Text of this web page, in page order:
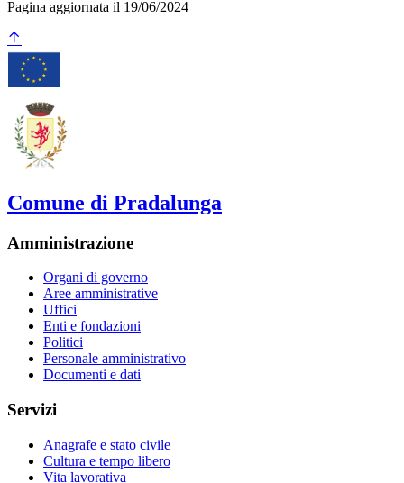
Pagina aggiornata il 19/06/2024
Comune di Pradalunga
Amministrazione
Organi di governo
Aree amministrative
Uffici
Enti e fondazioni
Politici
Personale amministrativo
Documenti e dati
Servizi
Anagrafe e stato civile
Cultura e tempo libero
Vita lavorativa